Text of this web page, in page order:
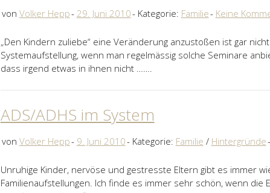
von Volker Hepp 29. Juni 2010 Kategorie: Familie Keine
„Den Kindern zuliebe“ eine Veränderung anzustoßen ist gar
Systemaufstellung, wenn man regelmässig solche Seminare
dass irgend etwas in ihnen nicht …….
ADS/ADHS im System
von Volker Hepp 9. Juni 2010 Kategorie: Familie / Hintergründe
Unruhige Kinder, nervöse und gestresste Eltern gibt es immer
Familienaufstellungen. Ich finde es immer sehr schön, wenn